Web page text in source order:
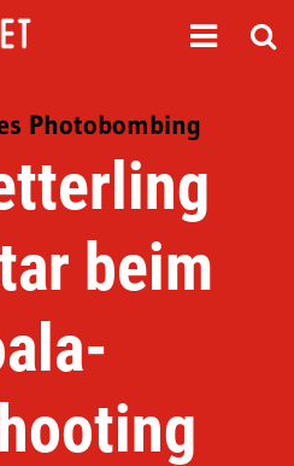
Photobombing
beim